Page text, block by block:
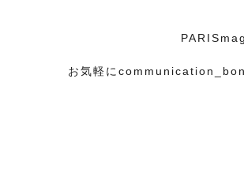
お気軽に